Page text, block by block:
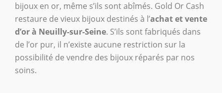
bijoux en or, même s’ils sont abîmés. Gold Or Cash
restaure de vieux bijoux destinés à l’achat et vente
d’or à Neuilly-sur-Seine. S’ils sont fabriqués dans
de l’or pur, il n’existe aucune restriction sur la
possibilité de vendre des bijoux réparés par nos
soins.